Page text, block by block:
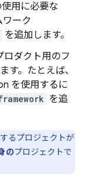
用に必要な
ーク
を追加します。
ロダクト用のフ
す。たとえば、
を使用するに
を追
るプロジェクトが
のプロジェクトで